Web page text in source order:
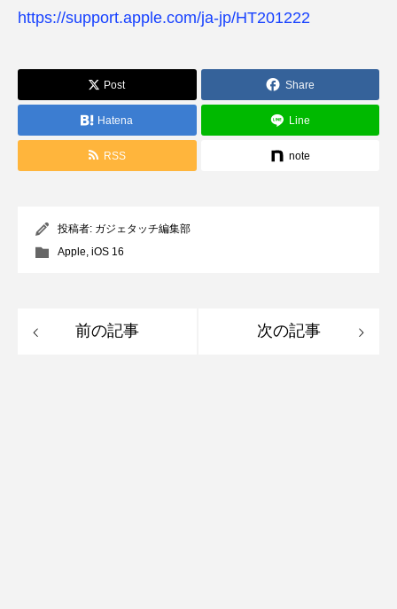
https://support.apple.com/ja-jp/HT201222
Post Share
Hatena Line
RSS note
投稿者: ガジェタッチ編集部
Apple iOS 16
前の記事 次の記事